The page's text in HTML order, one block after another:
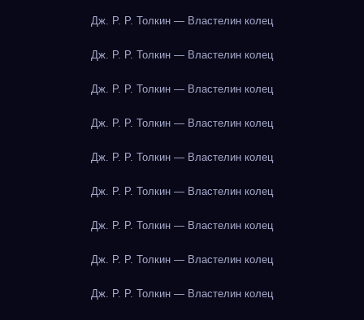
Дж. Р. Р. Толкин — Властелин колец
Дж. Р. Р. Толкин — Властелин колец
Дж. Р. Р. Толкин — Властелин колец
Дж. Р. Р. Толкин — Властелин колец
Дж. Р. Р. Толкин — Властелин колец
Дж. Р. Р. Толкин — Властелин колец
Дж. Р. Р. Толкин — Властелин колец
Дж. Р. Р. Толкин — Властелин колец
Дж. Р. Р. Толкин — Властелин колец